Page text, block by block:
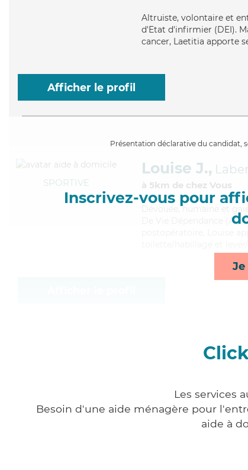
Altruiste, volontaire et
d'Etat d'infirmier (DEI).
cancer, Laetitia apporte
Afficher le profil
Présentation déclarative du candidat,
Inscrivez-vous pour
SPORTIVE
Louise J.,
à 5km de chez Vous
, humaine et
De Vie Dépendance
Les services
Besoin d'une aide ménagère pour
aide à